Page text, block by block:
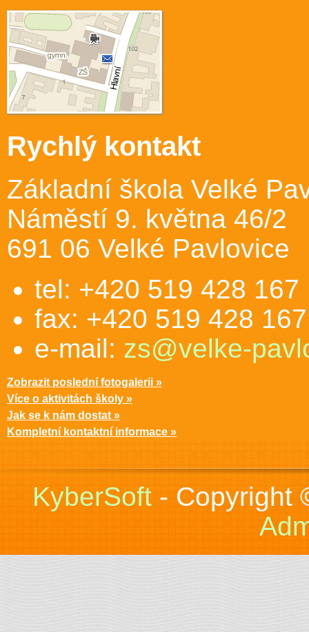
Rychlý kontakt
Základní škola Velké
Náměstí 9. května 46/2
691 06 Velké Pavlovice
tel: +420 519 428 167
fax: +420 519 428 167
e-mail: zs@velke-
Zobrazit poslední fotogalerii »
Více o aktivitách školy »
Jak se k nám dostat »
Kompletní kontaktní informace »
KyberSoft- Copyright